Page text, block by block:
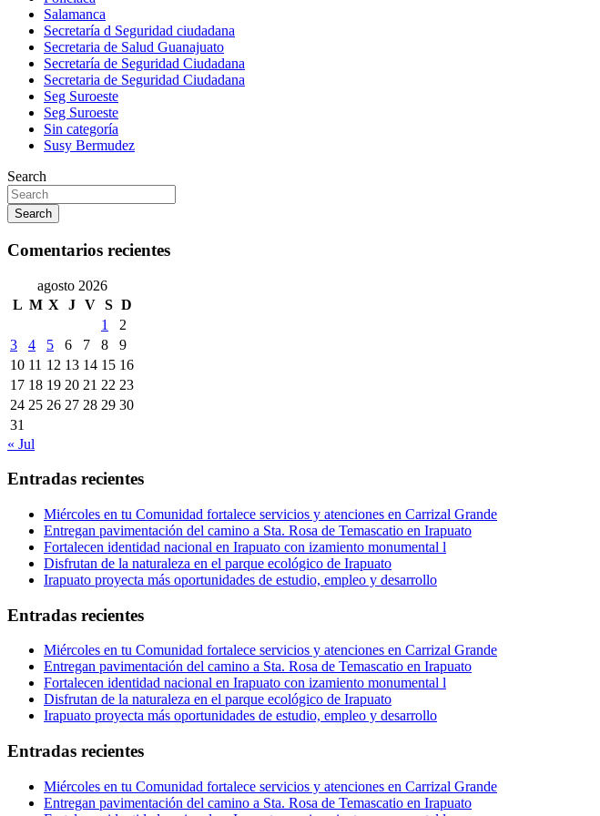
Salamanca
Secretaría d Seguridad ciudadana
Secretaria de Salud Guanajuato
Secretaría de Seguridad Ciudadana
Secretaria de Seguridad Ciudadana
Seg Suroeste
Seg Suroeste
Sin categoría
Susy Bermudez
Search
Search
Comentarios recientes
agosto 2026
L M X J V S D
1
2
3
4 5 6 7 8
9
10 11 12 13 14 15 16
17 18 19 20 21 22 23
24 25 26 27 28 29 30
31
« Jul
Entradas recientes
Miércoles en tu Comunidad fortalece servicios y atenciones en Carrizal Grande
Entregan pavimentación del camino a Sta. Rosa de Temascatio en Irapuato
Fortalecen identidad nacional en Irapuato con izamiento monumental l
Disfrutan de la naturaleza en el parque ecológico de Irapuato
Irapuato proyecta más oportunidades de estudio, empleo y desarrollo
Entradas recientes
Miércoles en tu Comunidad fortalece servicios y atenciones en Carrizal Grande
Entregan pavimentación del camino a Sta. Rosa de Temascatio en Irapuato
Fortalecen identidad nacional en Irapuato con izamiento monumental l
Disfrutan de la naturaleza en el parque ecológico de Irapuato
Irapuato proyecta más oportunidades de estudio, empleo y desarrollo
Entradas recientes
Miércoles en tu Comunidad fortalece servicios y atenciones en Carrizal Grande
Entregan pavimentación del camino a Sta. Rosa de Temascatio en Irapuato